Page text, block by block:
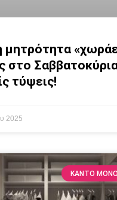
μητρότητα
στο
τύψεις!
2025
ΚΆΝΤΟ